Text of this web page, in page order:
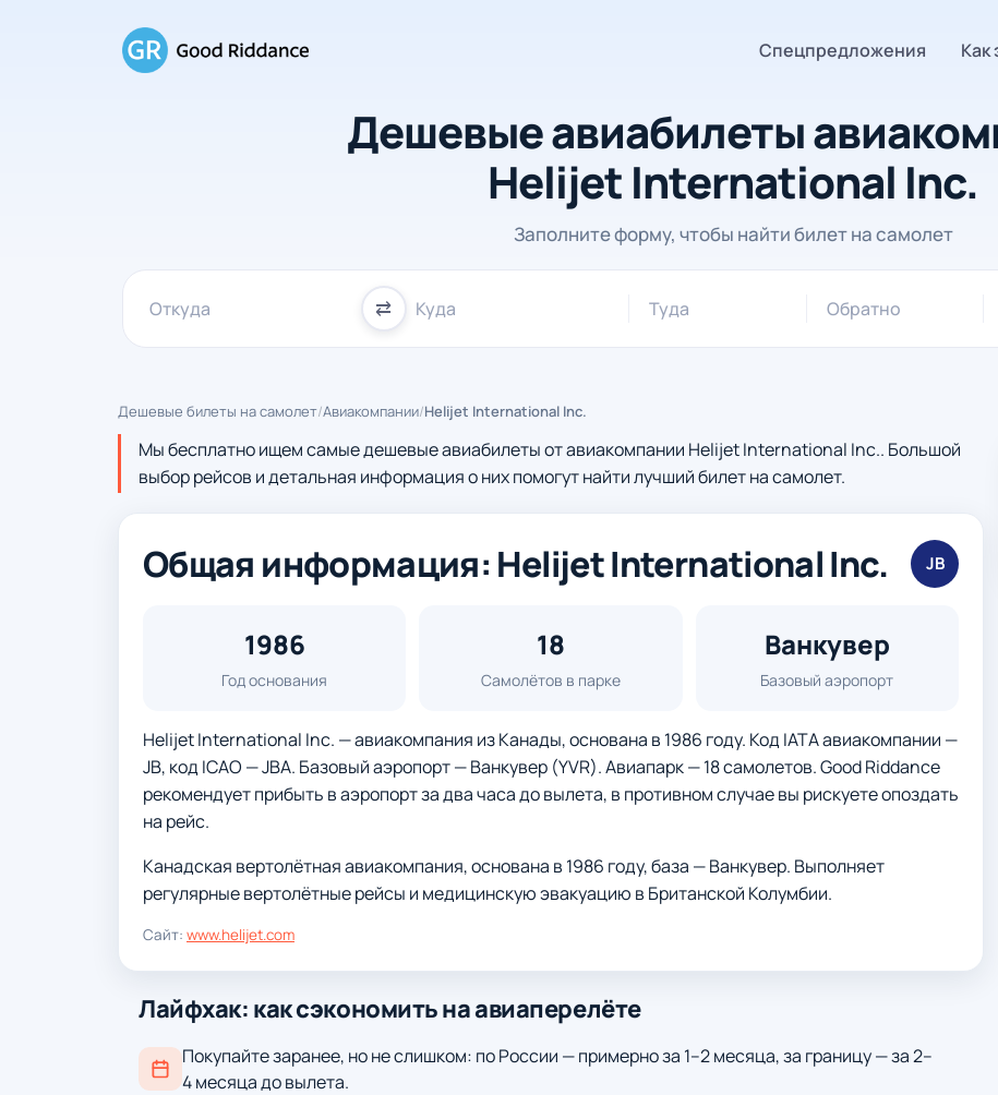
Спецпредложения Как
Дешевые авиабилеты
Helijet International Inc.
Заполните форму, чтобы найти билет на самолет
⇄ Туда Обратно
Дешевые билеты на самолет/Авиакомпании/Helijet International Inc.
Мы бесплатно ищем самые дешевые авиабилеты от авиакомпании Helijet International Inc.. Большой
выбор рейсов и детальная информация о них помогут найти лучший билет на самолет.
Общая информация: Helijet International Inc. JB
1986
Год основания
18
Самолётов в парке
Ванкувер
Базовый аэропорт
Helijet International Inc. — авиакомпания из Канады, основана в 1986 году. Код IATA авиакомпании —
JB, код ICAO — JBA. Базовый аэропорт — Ванкувер (YVR). Авиапарк — 18 самолетов. Good Riddance
рекомендует прибыть в аэропорт за два часа до вылета, в противном случае вы рискуете опоздать
на рейс.
Канадская вертолётная авиакомпания, основана в 1986 году, база — Ванкувер. Выполняет
регулярные вертолётные рейсы и медицинскую эвакуацию в Британской Колумбии.
Сайт: www.helijet.com
Лайфхак: как сэкономить на авиаперелёте
Покупайте заранее, но не слишком: по России — примерно за 1–2 месяца, за границу — за 2–
4 месяца до вылета.